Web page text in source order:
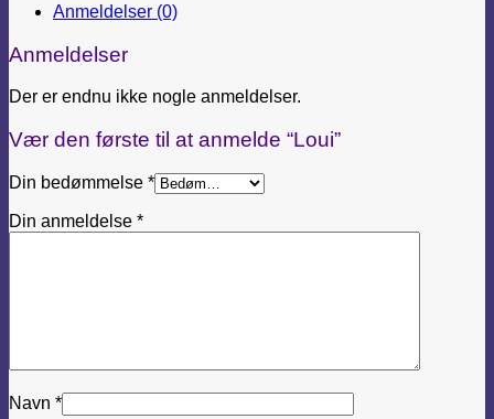
Anmeldelser (0)
Anmeldelser
Der er endnu ikke nogle anmeldelser.
Vær den første til at anmelde “Loui”
Din bedømmelse *
Din anmeldelse *
Navn *